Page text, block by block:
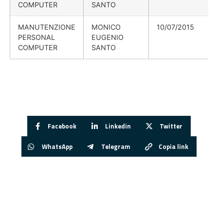
COMPUTER
SANTO
MANUTENZIONE
PERSONAL
COMPUTER
MONICO
EUGENIO
SANTO
10/07/2015
Facebook Linkedin Twitter
WhatsApp Telegram Copia link